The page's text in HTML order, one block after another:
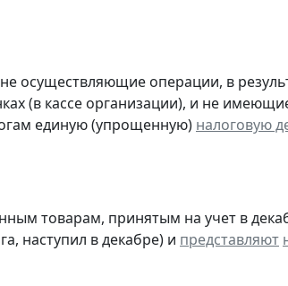
осуществляющие операции, в
(в кассе организации), и не
единую (упрощенную) налоговую
товарам, принятым на учет в
наступил в декабре) и представляют